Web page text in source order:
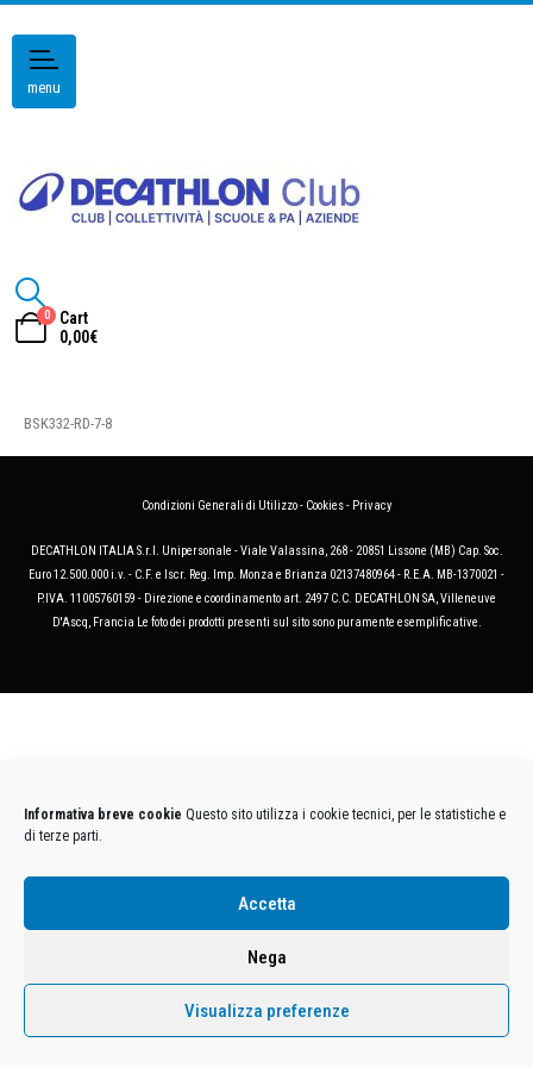
Informativa breve cookie Questo sito utilizza i cookie tecnici, per le statistiche e
di terze parti.
Accetta
Nega
Visualizza preferenze
menu
0
Cart
0,00€
BSK332-RD-7-8
Condizioni Generali di Utilizzo- Cookies- Privacy
DECATHLON ITALIA S.r.l. Unipersonale - Viale Valassina, 268 - 20851 Lissone (MB) Cap. Soc.
Euro 12.500.000 i.v. - C.F. e Iscr. Reg. Imp. Monza e Brianza 02137480964 - R.E.A. MB-1370021 -
P.IVA. 11005760159 - Direzione e coordinamento art. 2497 C.C. DECATHLON SA, Villeneuve
D'Ascq, Francia Le foto dei prodotti presenti sul sito sono puramente esemplificative.